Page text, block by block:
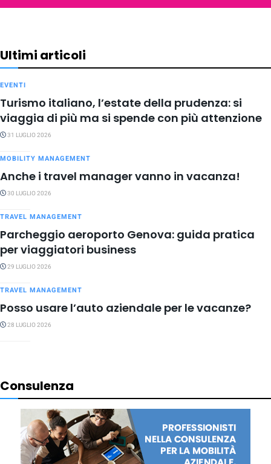
Ultimi articoli
EVENTI
Turismo italiano, l’estate della prudenza: si
viaggia di più ma si spende con più attenzione
31 LUGLIO 2026
MOBILITY MANAGEMENT
Anche i travel manager vanno in vacanza!
30 LUGLIO 2026
TRAVEL MANAGEMENT
Parcheggio aeroporto Genova: guida pratica
per viaggiatori business
29 LUGLIO 2026
TRAVEL MANAGEMENT
Posso usare l’auto aziendale per le vacanze?
28 LUGLIO 2026
Consulenza